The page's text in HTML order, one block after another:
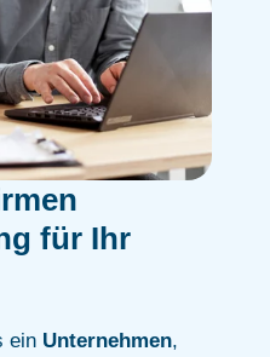
für Ihr
ein Unternehmen,